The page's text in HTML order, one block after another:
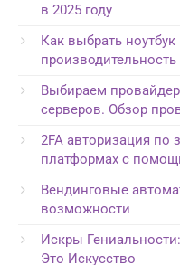
в 2025 году
Как выбрать
производительность
Выбираем
серверов. Обзор
2FA авторизация по
платформах с
Вендинговые
возможности
Искры
Это Искусство